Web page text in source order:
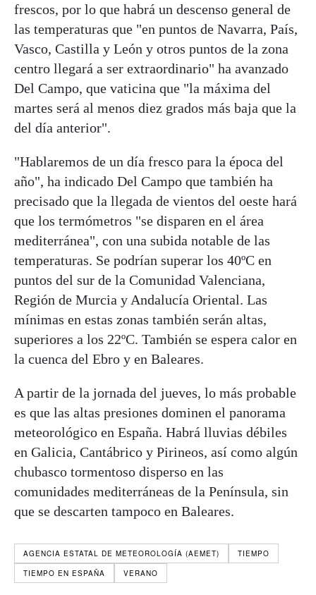
frescos, por lo que habrá un descenso general de
las temperaturas que "en puntos de Navarra, País,
Vasco, Castilla y León y otros puntos de la zona
centro llegará a ser extraordinario" ha avanzado
Del Campo, que vaticina que "la máxima del
martes será al menos diez grados más baja que la
del día anterior".
"Hablaremos de un día fresco para la época del
año", ha indicado Del Campo que también ha
precisado que la llegada de vientos del oeste hará
que los termómetros "se disparen en el área
mediterránea", con una subida notable de las
temperaturas. Se podrían superar los 40ºC en
puntos del sur de la Comunidad Valenciana,
Región de Murcia y Andalucía Oriental. Las
mínimas en estas zonas también serán altas,
superiores a los 22ºC. También se espera calor en
la cuenca del Ebro y en Baleares.
A partir de la jornada del jueves, lo más probable
es que las altas presiones dominen el panorama
meteorológico en España. Habrá lluvias débiles
en Galicia, Cantábrico y Pirineos, así como algún
chubasco tormentoso disperso en las
comunidades mediterráneas de la Península, sin
que se descarten tampoco en Baleares.
AGENCIA ESTATAL DE METEOROLOGÍA (AEMET)
TIEMPO
TIEMPO EN ESPAÑA
VERANO